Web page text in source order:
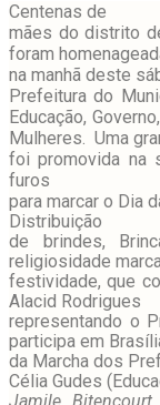
Centenas de
mães do distrito
foram
na manhã deste
Prefeitura do
Educação,
Mulheres. Uma
foi promovida na
furos
para marcar o Dia
Distribuição
de brindes,
religiosidade
festividade, que
Alacid Rodrigues
representando o
participa em
da Marcha dos
Célia Gudes